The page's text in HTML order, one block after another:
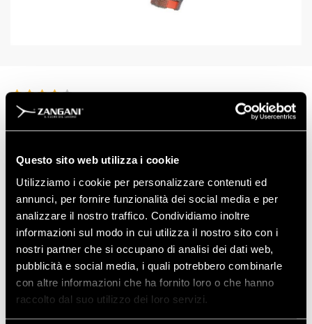
Questo sito web utilizza i cookie
Utilizziamo i cookie per personalizzare contenuti ed
annunci, per fornire funzionalità dei social media e per
analizzare il nostro traffico. Condividiamo inoltre
informazioni sul modo in cui utilizza il nostro sito con i
nostri partner che si occupano di analisi dei dati web,
pubblicità e social media, i quali potrebbero combinarle
con altre informazioni che ha fornito loro o che hanno
raccolto dal suo utilizzo dei loro servizi.
ART: 14920
Scarica la Scheda Tecnica